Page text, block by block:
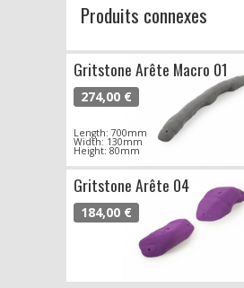
Produits connexes
Gritstone Arête Macro 01
274,00 €
Length: 700mm
Width: 130mm
Height: 80mm
Gritstone Arête 04
184,00 €